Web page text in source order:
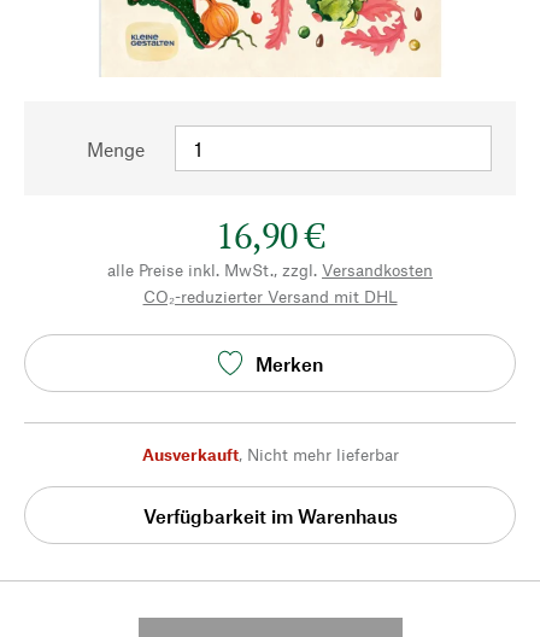
Menge
16,90 €
alle Preise inkl. MwSt., zzgl. Versandkosten
CO₂-reduzierter Versand mit DHL
Merken
Ausverkauft, Nicht mehr lieferbar
Verfügbarkeit im Warenhaus